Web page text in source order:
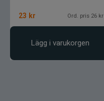
23 kr Ord. pris 26 kr
Lägg i varukorgen